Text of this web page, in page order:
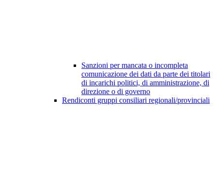
Sanzioni per mancata o incompleta
comunicazione dei dati da parte dei titolari
di incarichi politici, di amministrazione, di
direzione o di governo
Rendiconti gruppi consiliari regionali/provinciali